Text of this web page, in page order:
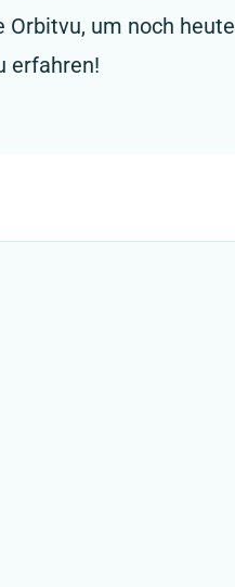
Orbitvu, um noch heute
erfahren!